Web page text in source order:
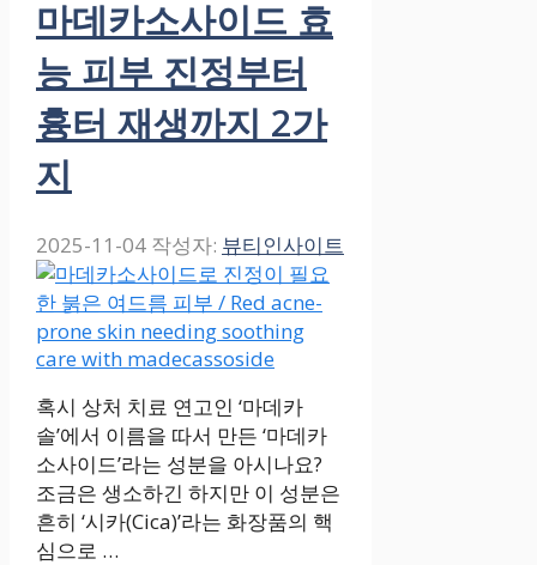
마데카소사이드 효
능 피부 진정부터
흉터 재생까지 2가
지
2025-11-04 작성자: 뷰티인사이트
혹시 상처 치료 연고인 ‘마데카
솔’에서 이름을 따서 만든 ‘마데카
소사이드’라는 성분을 아시나요?
조금은 생소하긴 하지만 이 성분은
흔히 ‘시카(Cica)’라는 화장품의 핵
심으로 …